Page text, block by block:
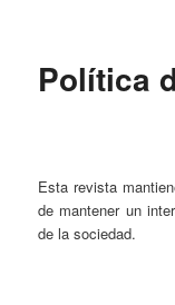
Perseo –
Política
Esta revista
de mantener un
de la sociedad.